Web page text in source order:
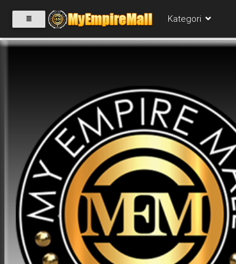
Kategori
Previous
PRODUK(0)
BABIES(0)
KESIHATAN(80)
PERNIAGAAN
RUNCIT(1)